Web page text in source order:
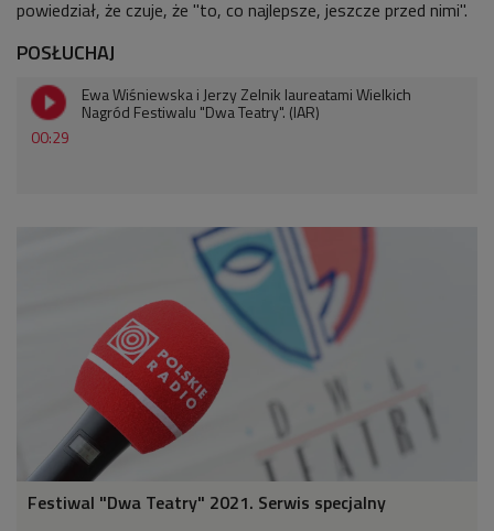
powiedział, że czuje, że "to, co najlepsze, jeszcze przed nimi".
POSŁUCHAJ
00:29
Ewa Wiśniewska i Jerzy Zelnik laureatami Wielkich
Nagród Festiwalu "Dwa Teatry". (IAR)
Festiwal "Dwa Teatry" 2021. Serwis specjalny